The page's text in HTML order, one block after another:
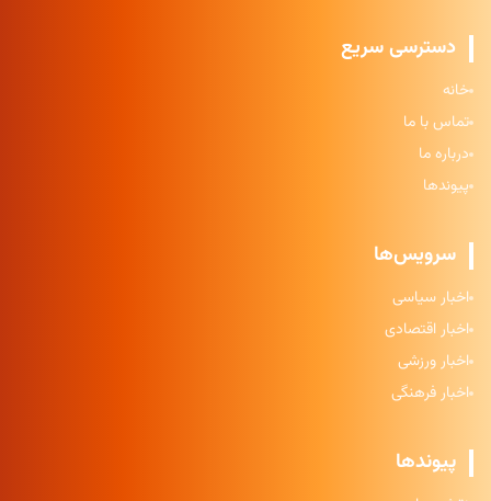
دسترسی سریع
خانه
تماس با ما
درباره ما
پیوندها
سرویس‌ها
اخبار سیاسی
اخبار اقتصادی
اخبار ورزشی
اخبار فرهنگی
پیوندها